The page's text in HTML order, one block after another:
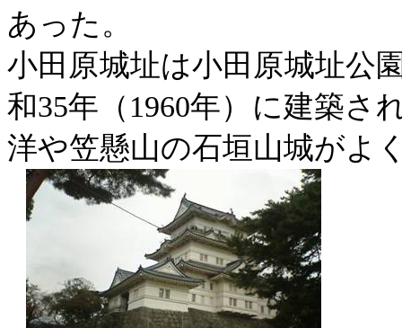
あった。
小田原城址は小田原城址公
和35年（ 1960年）に建築さ
洋や笠懸山の石垣山城がよ